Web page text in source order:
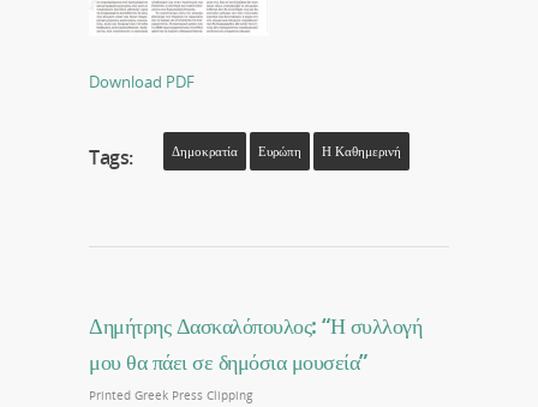
Download PDF
Tags: Δημοκρατία Ευρώπη Η Καθημερινή
Δημήτρης Δασκαλόπουλος: “Η συλλογή
μου θα πάει σε δημόσια μουσεία”
Printed Greek Press Clipping